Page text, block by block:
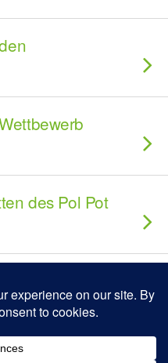
des Pol Pot
Desktop